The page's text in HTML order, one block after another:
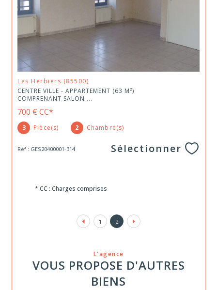
Les Herbiers (85500)
CENTRE VILLE - APPARTEMENT (63 M²)
COMPRENANT SALON ...
700 € CC*
3 Pièce(s) 2 Chambre(s)
Réf : GES20400001-314 Sélectionner
* CC : Charges comprises
1 2
L'agence
VOUS PROPOSE D'AUTRES
BIENS